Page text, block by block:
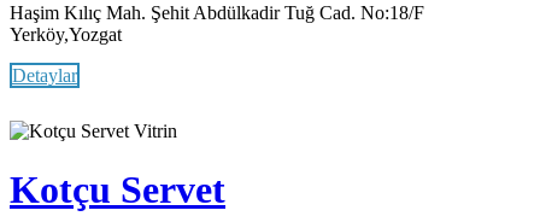
Haşim Kılıç Mah. Şehit Abdülkadir Tuğ Cad. No:18/F
Yerköy,Yozgat
Detaylar
Vitrin
Kotçu Servet